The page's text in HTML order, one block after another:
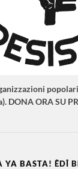
DONA ORA SU
BASTA! ÊDÎ